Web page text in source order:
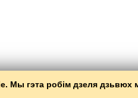
Мы гэта робім дзеля дзьвюх